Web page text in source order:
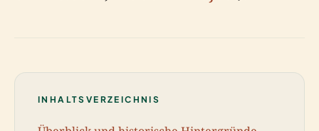
INHALTSVERZEICHNIS